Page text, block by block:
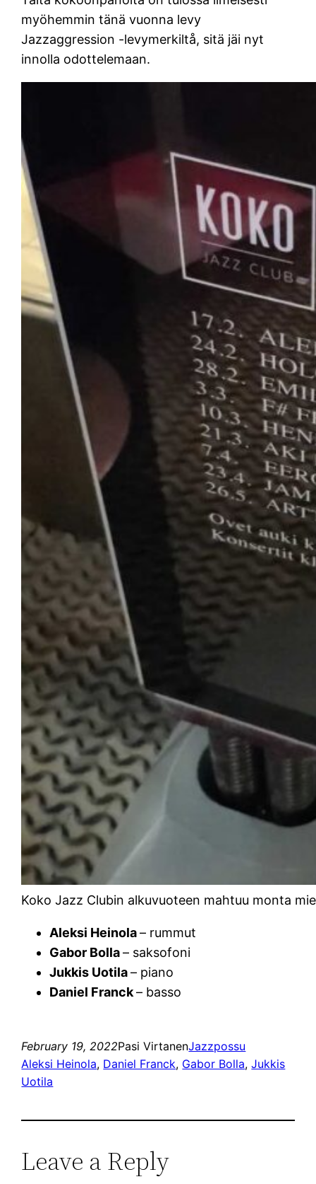
myöhemmin tänä vuonna levy
Jazzaggression -levymerkiltå, sitä jäi nyt
innolla odottelemaan.
Koko Jazz Clubin alkuvuoteen mahtuu monta
Aleksi Heinola– rummut
Gabor Bolla– saksofoni
Jukkis Uotila– piano
Daniel Franck– basso
February 19, 2022Pasi VirtanenJazzpossu
Aleksi Heinola, Daniel Franck, Gabor Bolla, Jukkis
Uotila
Leave a Reply